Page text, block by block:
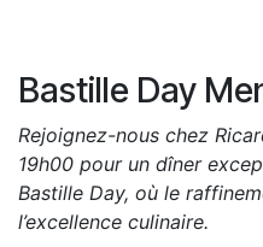
Bastille Day
Rejoignez-nous chez
19h00 pour un dîner
Bastille Day, où le
l’excellence culinaire.